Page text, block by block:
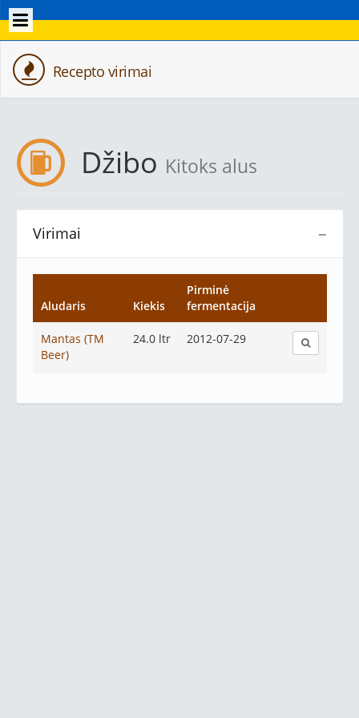
Recepto virimai
Džibo Kitoks alus
−
Virimai
Aludaris Kiekis
Pirminė
fermentacija
Mantas (TM
Beer)
24.0 ltr 2012-07-29